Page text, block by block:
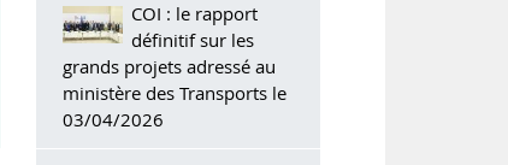
COI : le rapport
définitif sur les
grands projets adressé au
ministère des Transports le
03/04/2026